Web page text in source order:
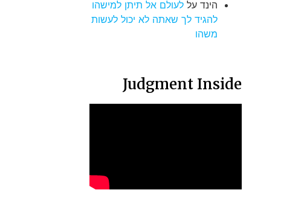
הינד עללעולם אל תיתן למישהו
להגיד לך שאתה לא יכול לעשות
משהו
Judgment Inside